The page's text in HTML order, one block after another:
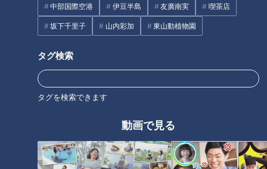
中部国際空港 伊豆半島 友廣南実 喫茶店
坂下千里子 山内彩加 東山動植物園
タグ検索
タグを検索できます
動画で見る
まで練り混ぜ、2を混ぜて肉だねを作る。
4 椀やボウルにラップを大きめに敷いてキャベツを広げる。
薄く小麦粉をふって肉だねをぬりつけ、薄く小麦粉をふってキ
ャベツを重ねて折り込み、薄く小麦粉をふって肉だねを重ね、
これを2～3回繰り返す。ラップごと持ち上げて全体を覆い、
口を絞って茶巾にして形を整える。同様にもう1つ作る。
5 分量の水、トマトジュース、淡口しょうゆ、みりんを混ぜ
合わせる。